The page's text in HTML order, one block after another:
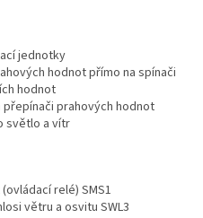
jednotky
hodnot přímo na spínači
hodnot
prahových hodnot
světlo a vítr
relé) SMS1
větru a osvitu SWL3